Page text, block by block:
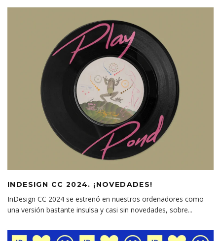
INDESIGN CC 2024. ¡NOVEDADES!
InDesign CC 2024 se estrenó en nuestros ordenadores como
una versión bastante insulsa y casi sin novedades, sobre...